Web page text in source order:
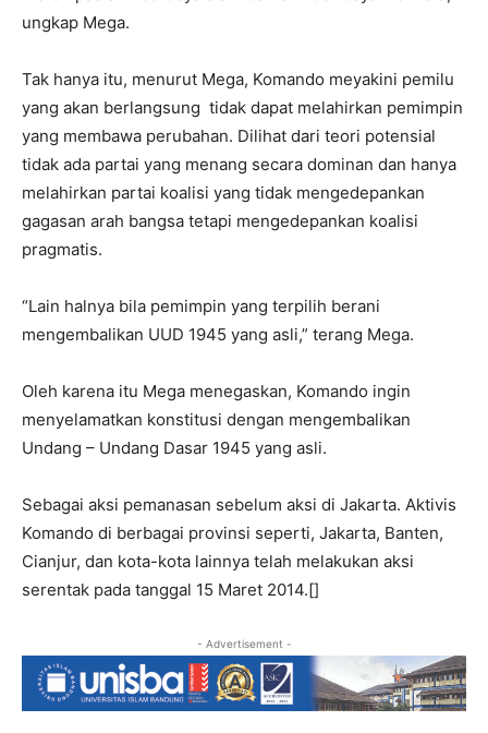
ungkap Mega.
Tak hanya itu, menurut Mega, Komando meyakini pemilu
yang akan berlangsung tidak dapat melahirkan pemimpin
yang membawa perubahan. Dilihat dari teori potensial
tidak ada partai yang menang secara dominan dan hanya
melahirkan partai koalisi yang tidak mengedepankan
gagasan arah bangsa tetapi mengedepankan koalisi
pragmatis.
“Lain halnya bila pemimpin yang terpilih berani
mengembalikan UUD 1945 yang asli,” terang Mega.
Oleh karena itu Mega menegaskan, Komando ingin
menyelamatkan konstitusi dengan mengembalikan
Undang – Undang Dasar 1945 yang asli.
Sebagai aksi pemanasan sebelum aksi di Jakarta. Aktivis
Komando di berbagai provinsi seperti, Jakarta, Banten,
Cianjur, dan kota-kota lainnya telah melakukan aksi
serentak pada tanggal 15 Maret 2014.[]
- Advertisement -